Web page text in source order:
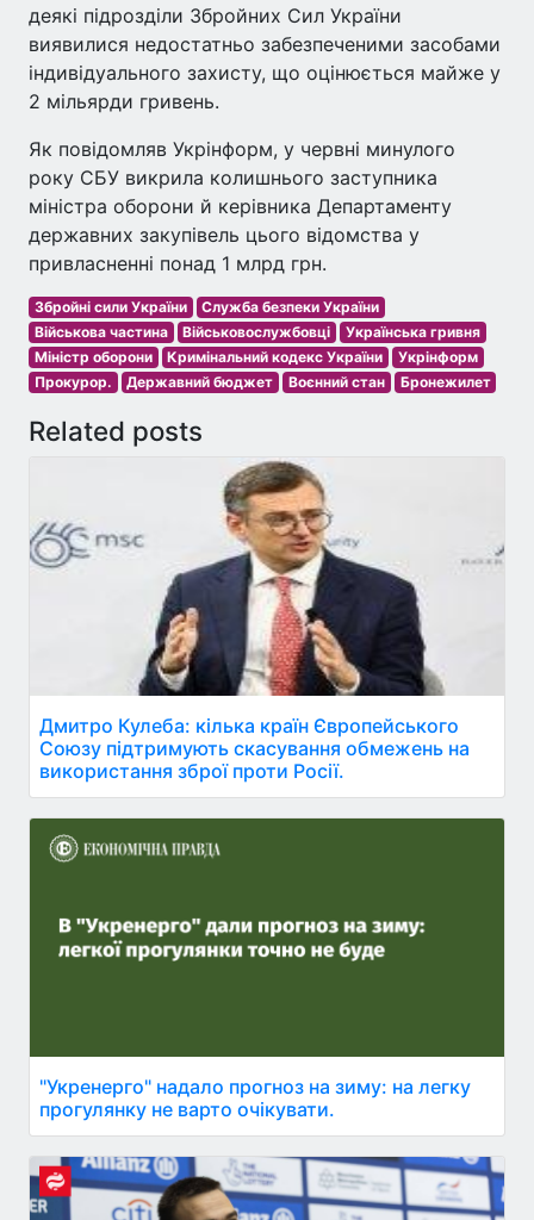
деякі підрозділи Збройних Сил України
виявилися недостатньо забезпеченими засобами
індивідуального захисту, що оцінюється майже у
2 мільярди гривень.
Як повідомляв Укрінформ, у червні минулого
року СБУ викрила колишнього заступника
міністра оборони й керівника Департаменту
державних закупівель цього відомства у
привласненні понад 1 млрд грн.
Збройні сили України
Служба безпеки України
Військова частина
Військовослужбовці
Українська гривня
Міністр оборони
Кримінальний кодекс України
Укрінформ
Прокурор.
Державний бюджет Воєнний стан Бронежилет
Related posts
Дмитро Кулеба: кілька країн Європейського
Союзу підтримують скасування обмежень на
використання зброї проти Росії.
"Укренерго" надало прогноз на зиму: на легку
прогулянку не варто очікувати.